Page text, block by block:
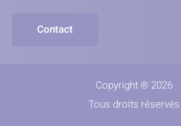
Contact
Copyright ® 2026
Tous droits réservés